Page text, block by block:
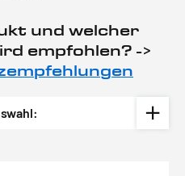
und welcher
empfohlen? ->